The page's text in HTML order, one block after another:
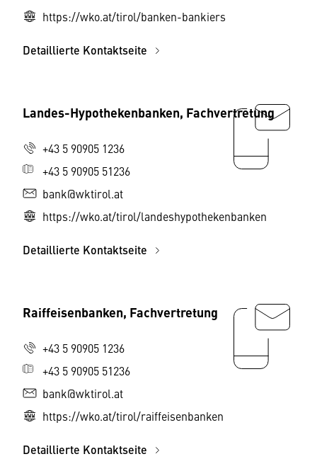
https://wko.at/tirol/banken-bankiers
Detaillierte Kontaktseite
Landes-Hypothekenbanken, Fachvertretung
+43 5 90905 1236
+43 5 90905 51236
bank@wktirol.at
https://wko.at/tirol/landeshypothekenbanken
Detaillierte Kontaktseite
Raiffeisenbanken, Fachvertretung
+43 5 90905 1236
+43 5 90905 51236
bank@wktirol.at
https://wko.at/tirol/raiffeisenbanken
Detaillierte Kontaktseite